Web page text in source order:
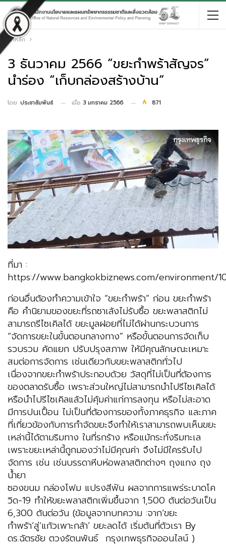
หน้าหลัก
3 ธันวาคม 2566 “ขยะกำพร้าสัญจร”
นำร่อง “เก็บกล่องสร้างบ้าน”
โดย ประชาสัมพันธ์ เมื่อ 3 มกราคม 2566 871
ที่มา :
https://www.bangkokbiznews.com/environment/
ก่อนอื่นต้องทำความเข้าใจ “ขยะกำพร้า” ก่อน ขยะกำพร้า
คือ คำนิยามของขยะที่รถซาเล้งไม่รับซื้อ ขยะพลาสติกไม่
สามารถรีไซเคิลได้ ขยะมูลฝอยที่ไม่ได้ผ่านกระบวนการ
“จัดการขยะในขั้นตอนกลางทาง” หรือขั้นตอนการจัดเก็บ
รวบรวม คัดแยก ปรับปรุงสภาพ ให้มีคุณลักษณะเหมาะ
สมต่อการจัดการ เช่นเดียวกับขยะพลาสติกทั่วไป
เนื่องจากขยะกำพร้าประกอบด้วย วัสดุที่ไม่เป็นที่ต้องการ
ของตลาดรับซื้อ เพราะส่วนใหญ่ไม่สามารถนำไปรีไซเคิลได้
หรือนำไปรีไซเคิลแล้วไม่คุ้มค่าแก่การลงทุน หรือไม่สะอาด
มีการปนเปื้อน ไม่เป็นที่ต้องการของทั้งภาคธุรกิจ และภาค
ที่เกี่ยวข้องกับการกำจัดขยะจึงทำให้เราสามารถพบเห็นขยะ
เหล่านี้ได้ตามริมทาง ในที่รกร้าง หรือแม้กระทั่งริมทะเล
เพราะขยะเหล่านี้ถูกมองว่าไม่มีคุณค่า จึงไม่มีใครรับไป
จัดการ เช่น เช่นบรรดาหีบห่อพลาสติกต่างๆ ถุงแกง ถุง
น้ำยา
ซองขนม กล่องโฟม แปรงสีฟัน ผลจากการแพร่ระบาดโค
วิด-19 ทำให้ขยะพลาสติกเพิ่มขึ้นจาก 1,500 ตันต่อวันเป็น
6,300 ตันต่อวัน (ข้อมูลจากบทความ :จาก‘ขยะ
กำพร้า’สู่‘แก้วเพาะกล้า’ ขยะลดได้ เริ่มต้นที่ตัวเรา By
ดร.ฉัตรชัย ตวงรัตนพันธ์ กรุงเทพธุรกิจออนไลน์ )